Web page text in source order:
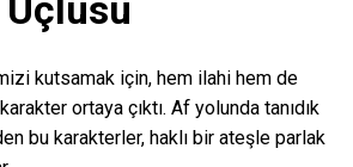
Üçlüsü
kutsamak için, hem ilahi hem de
ortaya çıktı. Af yolunda tanıdık
bu karakterler, haklı bir ateşle parlak